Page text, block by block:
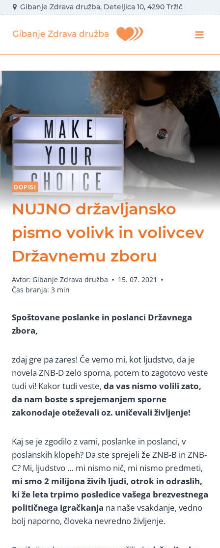
Skip
content
Gibanje Zdrava družba, Deteljica 10, 4290 Tržič
DOPISI
NUJNO državljansko
pismo volivk in volivcev
Državnemu zboru
Avtor: Gibanje Zdrava družba
15. 07. 2021
Čas branja: 3 min
Spoštovane poslanke in poslanci Državnega
zbora,
zdaj gre pa zares! Če vemo mi, kot ljudstvo, da je
novela ZNB-D zelo sporna, potem to zagotovo veste
tudi vi! Kakor tudi veste, da vas nismo volili zato,
da nam boste s sprejemanjem sporne
zakonodaje oteževali oz. uničevali življenje!
Kaj se je zgodilo z vami, poslanke in poslanci, v
poslanskih klopeh? Da ste sprejeli že ZNB-B in ZNB-
C? Mi, ljudstvo … mi nismo nič, mi nismo predmeti,
mi smo 2 milijona živih ljudi, otrok in odraslih,
ki že leta trpimo posledice vašega brezvestnega
političnega igračkanja na naše vsakdanje, vedno
bolj naporno, človeka nevredno življenje.